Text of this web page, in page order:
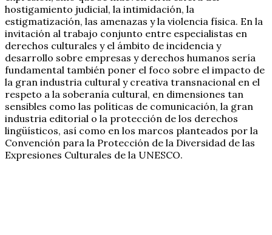
hostigamiento judicial, la intimidación, la
estigmatización, las amenazas y la violencia física. En la
invitación al trabajo conjunto entre especialistas en
derechos culturales y el ámbito de incidencia y
desarrollo sobre empresas y derechos humanos sería
fundamental también poner el foco sobre el impacto de
la gran industria cultural y creativa transnacional en el
respeto a la soberanía cultural, en dimensiones tan
sensibles como las políticas de comunicación, la gran
industria editorial o la protección de los derechos
lingüísticos, así como en los marcos planteados por la
Convención para la Protección de la Diversidad de las
Expresiones Culturales de la UNESCO.